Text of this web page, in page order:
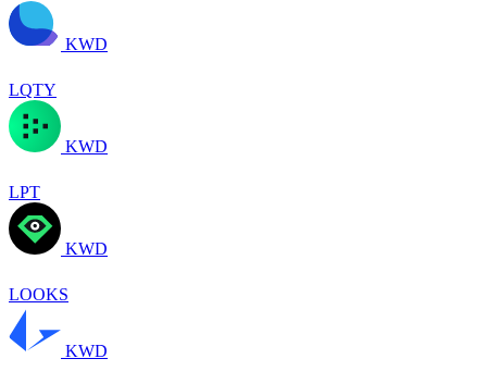
KWD
LQTY
KWD
LPT
KWD
LOOKS
KWD